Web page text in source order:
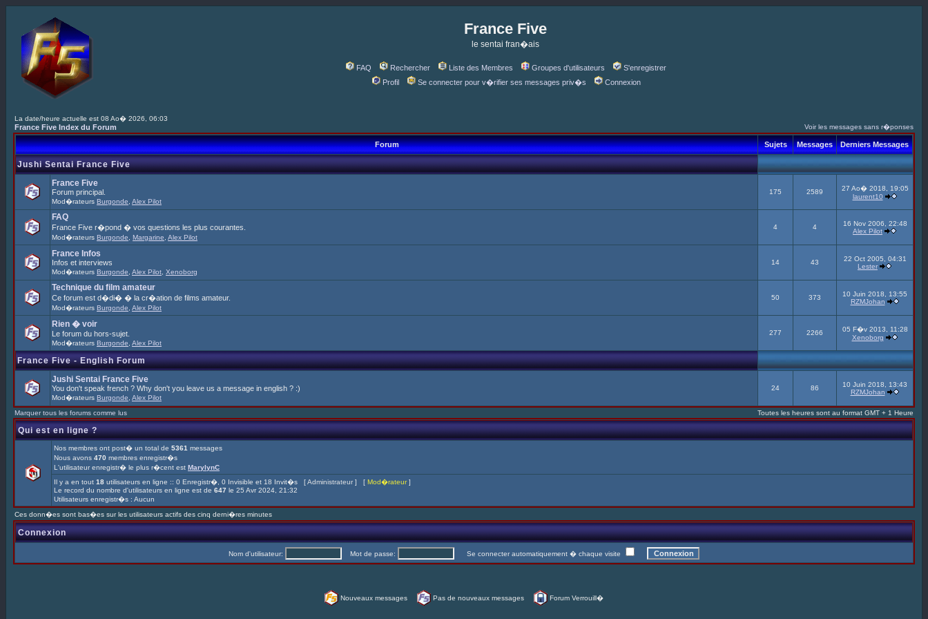
France Five
le sentai fran�ais
FAQ Rechercher Liste des Membres Groupes d'utilisateurs
S'enregistrer
Profil
Se connecter pour v�rifier ses messages priv�s Connexion
La date/heure actuelle est 08 Ao� 2026, 06:03
France Five Index du Forum Voir les messages sans r�ponses
Forum Sujets Messages Derniers Messages
Jushi Sentai France Five
France Five
Forum principal.
Mod�rateurs Burgonde Alex Pilot
175 2589
27 Ao� 2018, 19:05
laurent10
FAQ
France Five r�pond � vos questions les plus courantes.
Mod�rateurs Burgonde Margarine Alex Pilot
4 4
16 Nov 2006, 22:48
Alex Pilot
France Infos
Infos et interviews
Mod�rateurs Burgonde Alex Pilot Xenoborg
14 43
22 Oct 2005, 04:31
Lester
Technique du film amateur
Ce forum est d�di� � la cr�ation de films amateur.
Mod�rateurs Burgonde Alex Pilot
50 373
10 Juin 2018, 13:55
RZMJohan
Rien � voir
Le forum du hors-sujet.
Mod�rateurs Burgonde Alex Pilot
277 2266
05 F�v 2013, 11:28
Xenoborg
France Five - English Forum
Jushi Sentai France Five
You don't speak french ? Why don't you leave us a message in english ? :)
Mod�rateurs Burgonde Alex Pilot
24 86
10 Juin 2018, 13:43
RZMJohan
Marquer tous les forums comme lus Toutes les heures sont au format GMT + 1 Heure
Qui est en ligne ?
Nos membres ont post� un total de 5361 messages
Nous avons 470 membres enregistr�s
L'utilisateur enregistr� le plus r�cent est MarylynC
Il y a en tout 18 utilisateurs en ligne :: 0 Enregistr�, 0 Invisible et 18 Invit�s [Administrateur] [ Mod�rateur]
Le record du nombre d'utilisateurs en ligne est de 647 le 25 Avr 2024, 21:32
Utilisateurs enregistr�s : Aucun
Ces donn�es sont bas�es sur les utilisateurs actifs des cinq derni�res minutes
Connexion
Nom d'utilisateur: Mot de passe: Se connecter automatiquement � chaque visite
Nouveaux messages Pas de nouveaux messages Forum Verrouill�